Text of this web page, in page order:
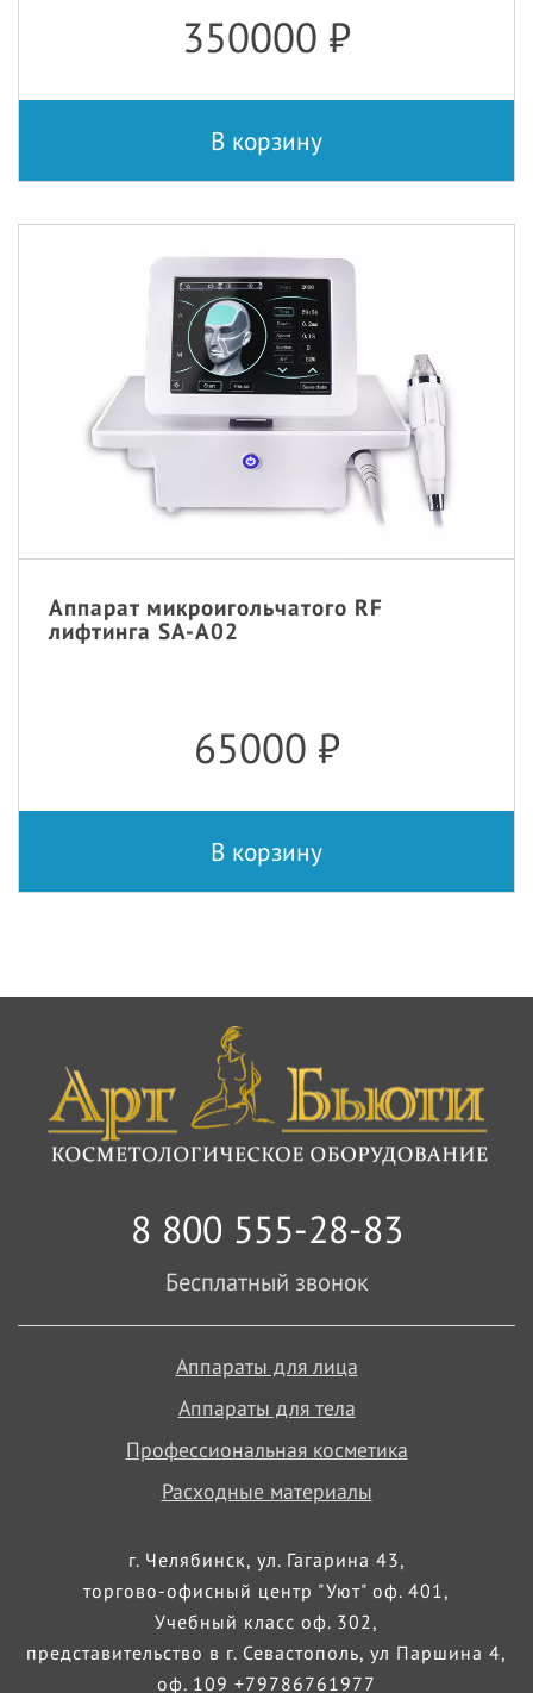
350000 ₽
В корзину
Аппарат микроигольчатого RF
лифтинга SA-A02
65000 ₽
В корзину
8 800 555-28-83
Бесплатный звонок
Аппараты для лица
Аппараты для тела
Профессиональная косметика
Расходные материалы
г. Челябинск, ул. Гагарина 43,
торгово-офисный центр "Уют" оф. 401,
Учебный класс оф. 302,
представительство в г. Севастополь, ул Паршина 4,
оф. 109 +79786761977